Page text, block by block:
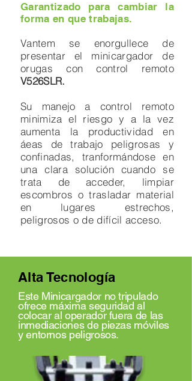
Garantizado para cambiar la
forma en que trabajas.
Vantem se enorgullece de
presentar el minicargador de
orugas con control remoto
V526SLR.
Su manejo a control remoto
minimiza el riesgo y a la vez
aumenta la productividad en
áeas de trabajo peligrosas y
confinadas, tranformándose en
una clara solución cuando se
trata de acceder, limpiar
escombros o trasladar material
en lugares estrechos,
peligrosos o de difícil acceso.
Alta Tecnología
Este Minicargador no tripulado
ofrece máxima seguridad al
colocar al operador fuera de las
inmediaciones de piezas móviles
y entornos peligrosos.